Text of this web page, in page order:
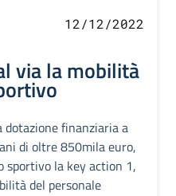
12/12/2022
via la mobilità
finanziaria a
di oltre 850mila euro,
sportivo la key action 1,
del personale